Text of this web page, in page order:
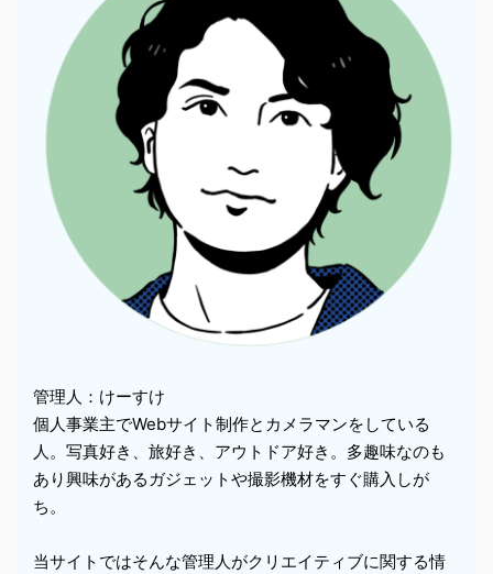
管理人：けーすけ
個人事業主でWebサイト制作とカメラマンをしている
人。写真好き、旅好き、アウトドア好き。多趣味なのも
あり興味があるガジェットや撮影機材をすぐ購入しが
ち。
当サイトではそんな管理人がクリエイティブに関する情